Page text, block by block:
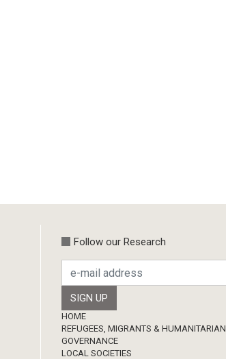
Follow our Research
Footer
HOME
REFUGEES, MIGRANTS & HUMANITARIAN
GOVERNANCE
LOCAL SOCIETIES